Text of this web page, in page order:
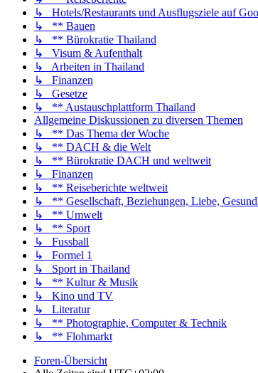
↳ Hotels/Restaurants und Ausflugsziele auf
↳ ** Bauen
↳ ** Bürokratie Thailand
↳ Visum & Aufenthalt
↳ Arbeiten in Thailand
↳ Finanzen
↳ Gesetze
↳ ** Austauschplattform Thailand
Allgemeine Diskussionen zu diversen Themen
↳ ** Das Thema der Woche
↳ ** DACH & die Welt
↳ ** Bürokratie DACH und weltweit
↳ Finanzen
↳ ** Reiseberichte weltweit
↳ ** Gesellschaft, Beziehungen, Liebe,
↳ ** Umwelt
↳ ** Sport
↳ Fussball
↳ Formel 1
↳ Sport in Thailand
↳ ** Kultur & Musik
↳ Kino und TV
↳ Literatur
↳ ** Photographie, Computer & Technik
↳ ** Flohmarkt
Foren-Übersicht